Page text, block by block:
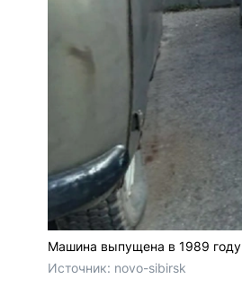
Машина выпущена в 1989 году
Источник: novo-sibirsk